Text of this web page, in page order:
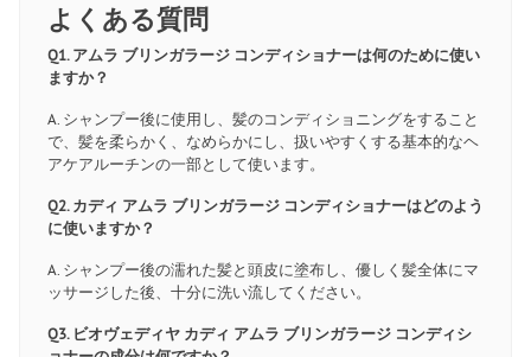
よくある質問
Q1. アムラ ブリンガラージ コンディショナーは何のために使い
ますか？
A. シャンプー後に使用し、髪のコンディショニングをすること
で、髪を柔らかく、なめらかにし、扱いやすくする基本的なヘ
アケアルーチンの一部として使います。
Q2. カディ アムラ ブリンガラージ コンディショナーはどのよう
に使いますか？
A. シャンプー後の濡れた髪と頭皮に塗布し、優しく髪全体にマ
ッサージした後、十分に洗い流してください。
Q3. ビオヴェディヤ カディ アムラ ブリンガラージ コンディシ